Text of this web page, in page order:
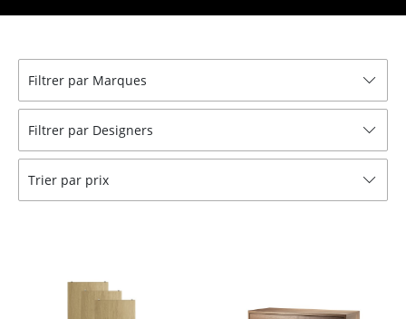
Chaises et Tabourets de bar
Tabourets
Bancs & Chaises longues
Poufs poires
Chaises à bascule
Filtrer par Marques
Filtrer par Designers
Trier par prix